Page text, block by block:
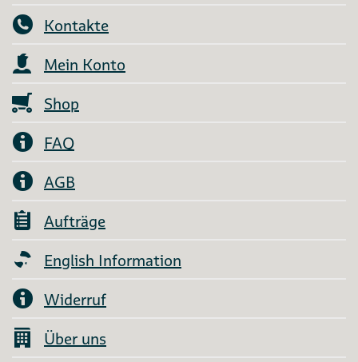
Kontakte
Mein Konto
Shop
FAQ
AGB
Aufträge
English Information
Widerruf
Über uns